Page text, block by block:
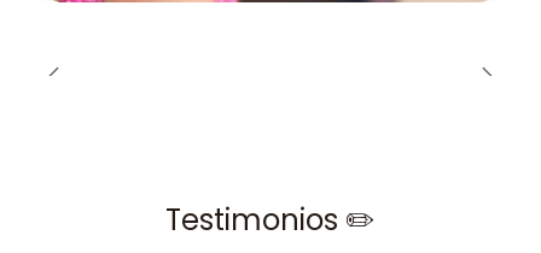
Testimonios ✏️